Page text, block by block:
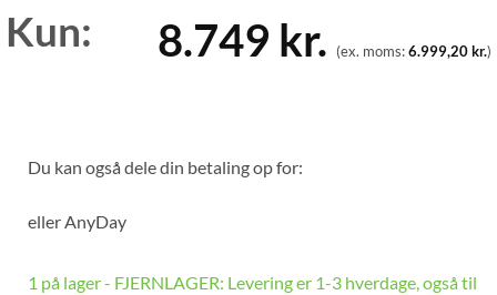
Kun: 8.749 kr. (ex. moms:6.999,20kr.)
Du kan også dele din betaling op for:
ellerAnyDay
1 på lager - FJERNLAGER: Levering er 1-3 hverdage, også til